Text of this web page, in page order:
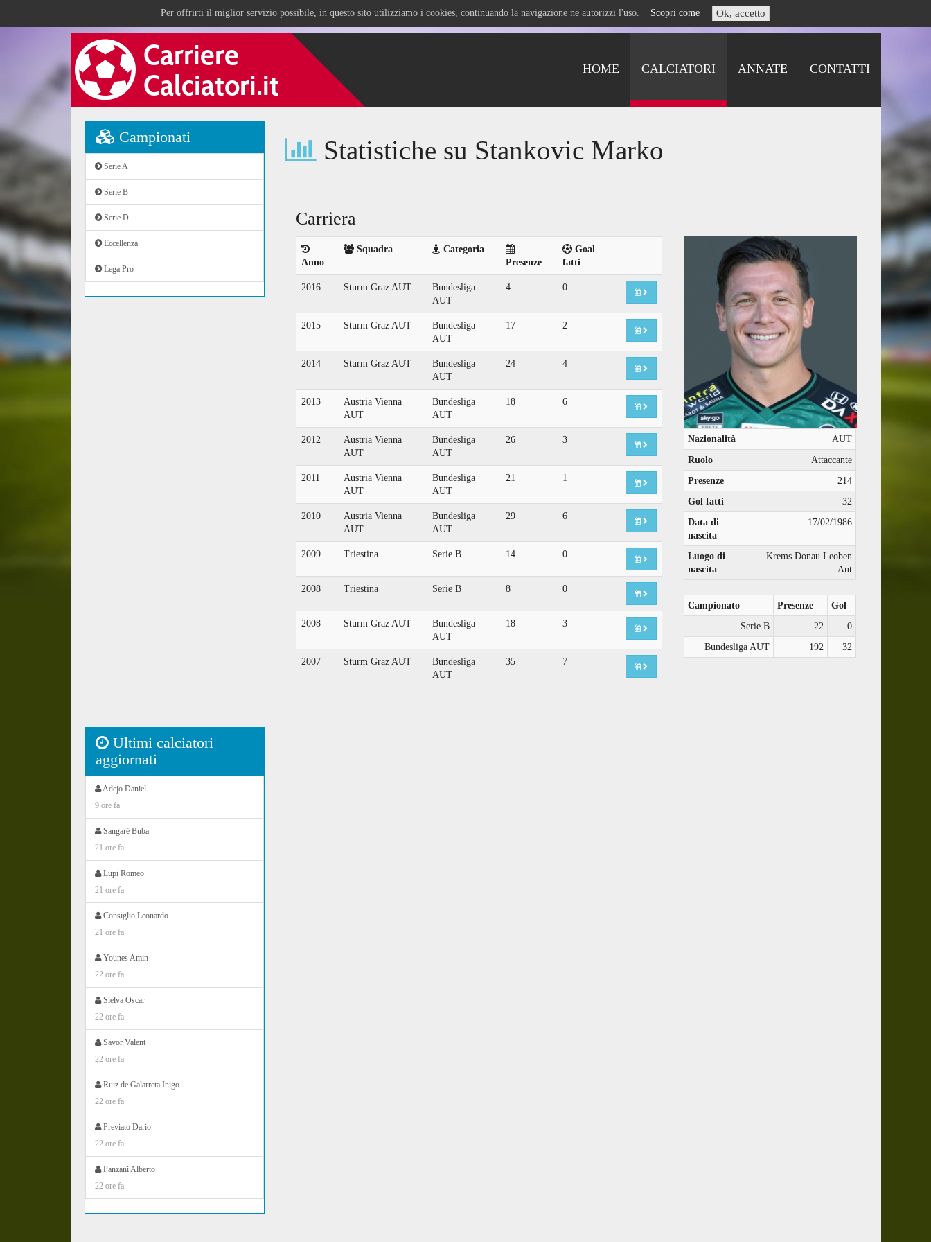
Per offrirti il miglior servizio possibile, in questo sito utilizziamo i cookies, continuando la navigazione ne autorizzi l'uso. Scopri come Ok, accetto
HOME CALCIATORI ANNATE CONTATTI
Campionati
Serie A
Serie B
Serie D
Eccellenza
Lega Pro
Ultimi calciatori
aggiornati
Adejo Daniel
9 ore fa
Sangaré Buba
21 ore fa
Lupi Romeo
21 ore fa
Consiglio Leonardo
21 ore fa
Younes Amin
22 ore fa
Sielva Oscar
22 ore fa
Savor Valent
22 ore fa
Ruiz de Galarreta Inigo
22 ore fa
Previato Dario
22 ore fa
Panzani Alberto
22 ore fa
Statistiche su Stankovic Marko
Carriera
Anno
Squadra
Categoria
Presenze
Goal
fatti
2016 Sturm Graz AUT
Bundesliga
AUT
4 0
2015 Sturm Graz AUT
Bundesliga
AUT
17 2
2014 Sturm Graz AUT
Bundesliga
AUT
24 4
2013
Austria Vienna
AUT
Bundesliga
AUT
18 6
2012
Austria Vienna
AUT
Bundesliga
AUT
26 3
2011
Austria Vienna
AUT
Bundesliga
AUT
21 1
2010
Austria Vienna
AUT
Bundesliga
AUT
29 6
2009 Triestina Serie B 14 0
2008 Triestina Serie B 8 0
2008 Sturm Graz AUT
Bundesliga
AUT
18 3
2007 Sturm Graz AUT
Bundesliga
AUT
35 7
Nazionalità
AUT
Ruolo
Attaccante
Presenze
214
Gol fatti
32
Data di
nascita
17/02/1986
Luogo di
nascita
Krems Donau Leoben
Aut
Campionato Presenze
Gol
Serie B
22
0
Bundesliga AUT
192 32